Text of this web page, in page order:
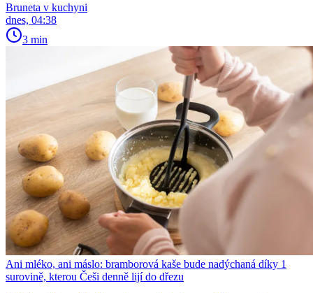
Bruneta v kuchyni
dnes, 04:38
3 min
Ani mléko, ani máslo: bramborová kaše bude nadýchaná díky 1
surovině, kterou Češi denně lijí do dřezu